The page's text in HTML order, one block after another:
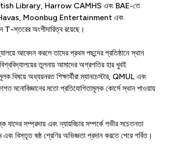
Library, Harrow CAMHS এবং BAE-তে
এবং Havas, Moonbug Entertainment এবং
স্তরের অংশীদারিত্ব রয়েছে।
আবেদন করলে তাদের প্রথম পছন্দের প্রতিষ্ঠানে স্থান
তুলনায় আমাদের অগ্রগতির হার খুবই
বিষয়ে অধ্যয়নরত শিক্ষার্থীরা ম্যানচেস্টার, QMUL এবং
মনোবিজ্ঞানের মতো প্রতিযোগিতামূলক কোর্সে স্থান পাওয়ায়
সম্প্রদায় এবং ন্যায়বিচার সম্পর্কে গভীর সচেতনতা
বিস্তৃত ষষ্ঠ শ্রেণির অভিজ্ঞতা প্রদান করতে পেরে গর্বিত।